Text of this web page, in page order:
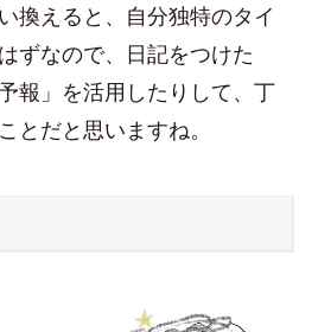
換えると、自分独特のタイ
ずなので、日記をつけた
報」を活用したりして、丁
とだと思いますね。